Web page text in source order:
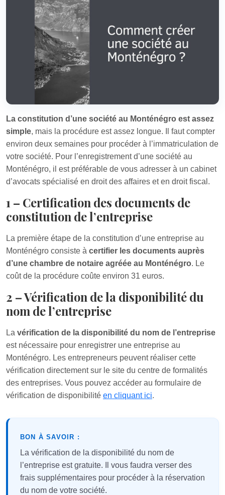
La constitution d’une société au Monténégro est assez
simple, mais la procédure est assez longue. Il faut compter
environ deux semaines pour procéder à l’immatriculation de
votre société. Pour l’enregistrement d’une société au
Monténégro, il est préférable de vous adresser à un cabinet
d’avocats spécialisé en droit des affaires et en droit fiscal.
1 – Certification des documents de
constitution de l’entreprise
La première étape de la constitution d’une entreprise au
Monténégro consiste à certifier les documents auprès
d’une chambre de notaire agréée au Monténégro. Le
coût de la procédure coûte environ 31 euros.
2 – Vérification de la disponibilité du
nom de l’entreprise
La vérification de la disponibilité du nom de l’entreprise
est nécessaire pour enregistrer une entreprise au
Monténégro. Les entrepreneurs peuvent réaliser cette
vérification directement sur le site du centre de formalités
des entreprises. Vous pouvez accéder au formulaire de
vérification de disponibilité en cliquant ici.
BON À SAVOIR :
La vérification de la disponibilité du nom de
l’entreprise est gratuite. Il vous faudra verser des
frais supplémentaires pour procéder à la réservation
du nom de votre société.